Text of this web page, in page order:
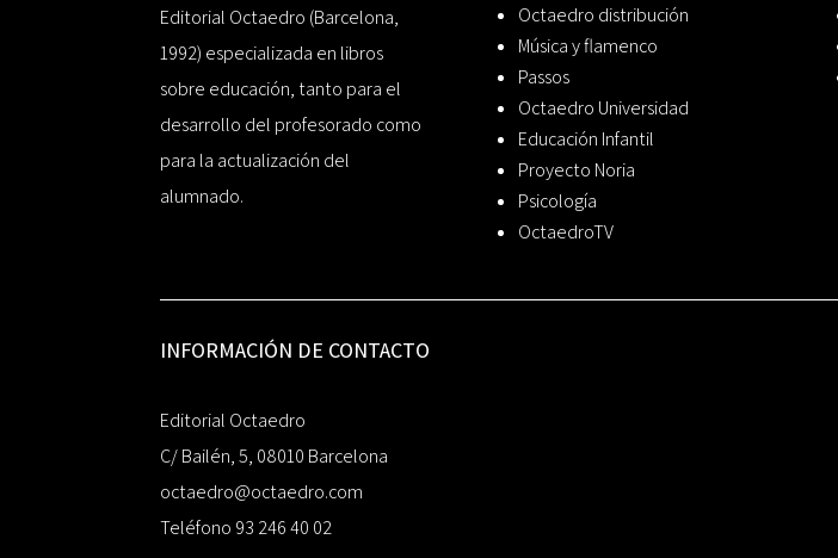
Editorial Octaedro (Barcelona,
1992) especializada en libros
sobre educación, tanto para el
desarrollo del profesorado como
para la actualización del
alumnado.
Octaedro distribución
Música y flamenco
Passos
Octaedro Universidad
Educación Infantil
Proyecto Noria
Psicología
OctaedroTV
INFORMACIÓN DE CONTACTO
Editorial Octaedro
C/ Bailén, 5, 08010 Barcelona
octaedro@octaedro.com
Teléfono 93 246 40 02